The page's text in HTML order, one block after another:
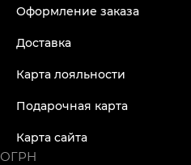
Оформление заказа
Доставка
Карта лояльности
Подарочная карта
Карта сайта
ОГРН